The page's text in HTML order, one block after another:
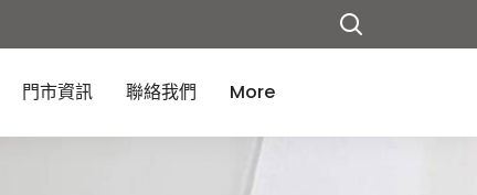
門市資訊 聯絡我們 More